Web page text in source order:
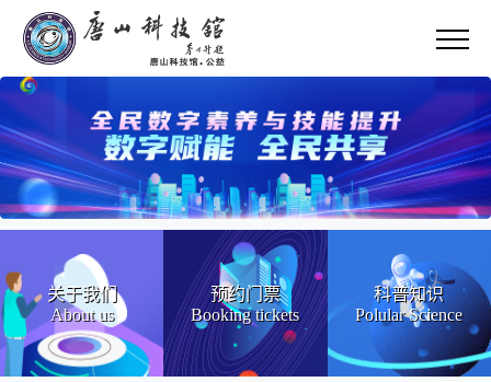
关于我们
About us
预约门票
Booking tickets
科普知识
Polular Science